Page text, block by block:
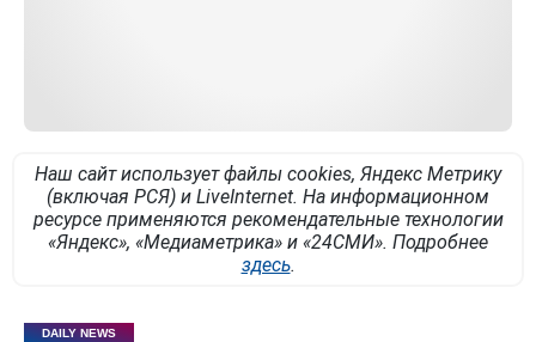
Наш сайт использует файлы cookies, Яндекс Метрику
(включая РСЯ) и LiveInternet. На информационном
ресурсе применяются рекомендательные технологии
«Яндекс», «Медиаметрика» и «24СМИ». Подробнее
здесь.
DAILY NEWS